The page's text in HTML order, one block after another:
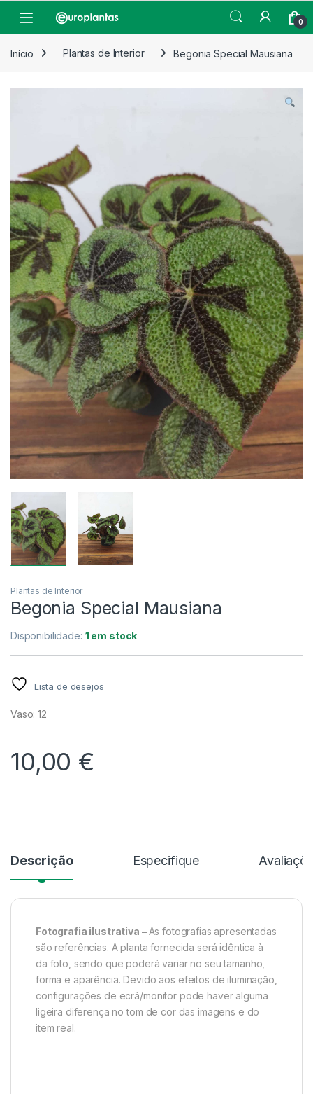
Open 0
Início Plantas de Interior Begonia Special Mausiana
Plantas de Interior
Begonia Special Mausiana
Disponibilidade: 1 em stock
Lista de desejos
Vaso: 12
10,00 €
Descrição Especifique
Fotografia ilustrativa –As fotografias apresentadas
são referências. A planta fornecida será idêntica à
da foto, sendo que poderá variar no seu tamanho,
forma e aparência. Devido aos efeitos de iluminação,
configurações de ecrã/monitor pode haver alguma
ligeira diferença no tom de cor das imagens e do
item real.